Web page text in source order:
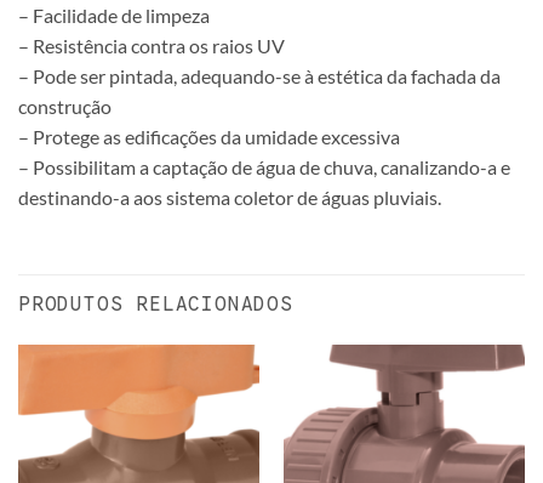
– Facilidade de limpeza
– Resistência contra os raios UV
– Pode ser pintada, adequando-se à estética da fachada da
construção
– Protege as edificações da umidade excessiva
– Possibilitam a captação de água de chuva, canalizando-a e
destinando-a aos sistema coletor de águas pluviais.
PRODUTOS RELACIONADOS